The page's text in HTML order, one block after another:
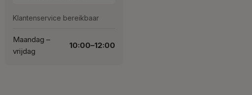
Klantenservice bereikbaar
Maandag –
vrijdag
10:00–12:00